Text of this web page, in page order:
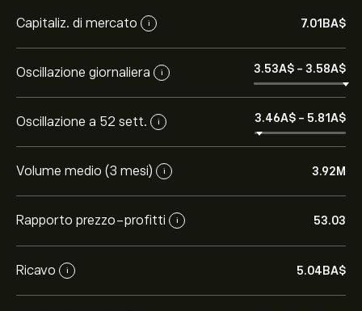
Capitaliz. di mercato i 7.01B‎A$‎
Oscillazione giornaliera i 3.53‎A$‎ - 3.58‎A$‎
Oscillazione a 52 sett. i 3.46‎A$‎ - 5.81‎A$‎
Volume medio (3 mesi) i 3.92M
Rapporto prezzo-profitti i 53.03
Ricavo i 5.04B‎A$‎